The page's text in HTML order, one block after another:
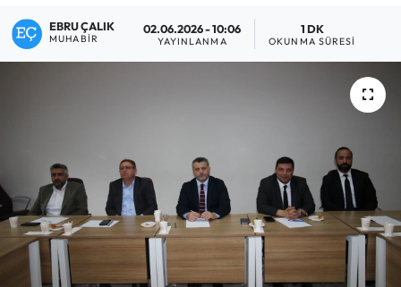
EBRU ÇALIK
MUHABIR
02.06.2026 - 10:06
YAYINLANMA
1 DK
OKUNMA SÜRESI
Eğitim
İskilip Haberleri
Kargı Haberleri
Kimdir?